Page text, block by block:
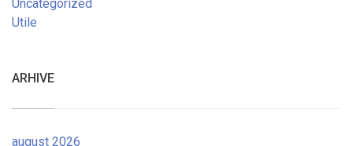
Uncategorized
Utile
ARHIVE
august 2026